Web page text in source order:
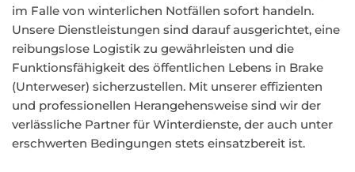
im Falle von winterlichen Notfällen sofort handeln.
Unsere Dienstleistungen sind darauf ausgerichtet, eine
reibungslose Logistik zu gewährleisten und die
Funktionsfähigkeit des öffentlichen Lebens in Brake
(Unterweser) sicherzustellen. Mit unserer effizienten
und professionellen Herangehensweise sind wir der
verlässliche Partner für Winterdienste, der auch unter
erschwerten Bedingungen stets einsatzbereit ist.